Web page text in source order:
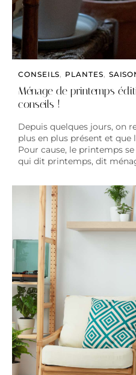
CONSEILS, PLANTES,
Ménage de printemps
conseils !
Depuis quelques jours, on
plus en plus présent et que
Pour cause, le printemps
qui dit printemps, dit